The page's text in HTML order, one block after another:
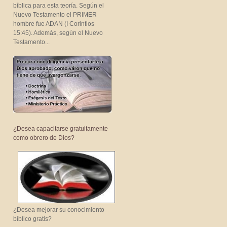
bíblica para esta teoría. Según el
Nuevo Testamento el PRIMER
hombre fue ADAN (I Corintios
15:45). Además, según el Nuevo
Testamento...
¿Desea capacitarse gratuitamente
como obrero de Dios?
¿Desea mejorar su conocimiento
bíblico gratis?